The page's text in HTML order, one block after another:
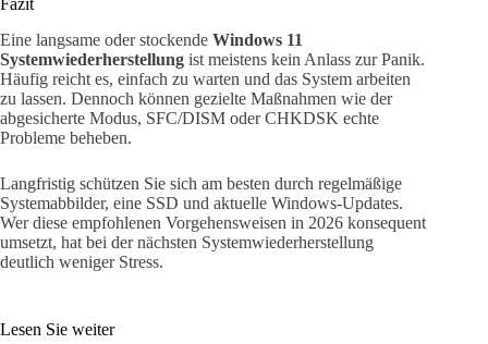
Fazit
Eine langsame oder stockende Windows 11
Systemwiederherstellung ist meistens kein Anlass zur Panik.
Häufig reicht es, einfach zu warten und das System arbeiten
zu lassen. Dennoch können gezielte Maßnahmen wie der
abgesicherte Modus, SFC/DISM oder CHKDSK echte
Probleme beheben.
Langfristig schützen Sie sich am besten durch regelmäßige
Systemabbilder, eine SSD und aktuelle Windows-Updates.
Wer diese empfohlenen Vorgehensweisen in 2026 konsequent
umsetzt, hat bei der nächsten Systemwiederherstellung
deutlich weniger Stress.
Lesen Sie weiter